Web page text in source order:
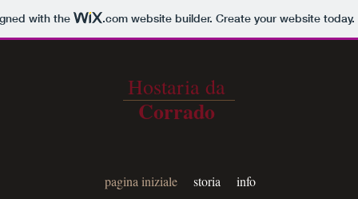
with the .comwebsite builder. Create your website today.
Hostaria da
Corrado
pagina iniziale storia info